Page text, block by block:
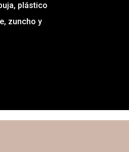
plástico
zuncho y